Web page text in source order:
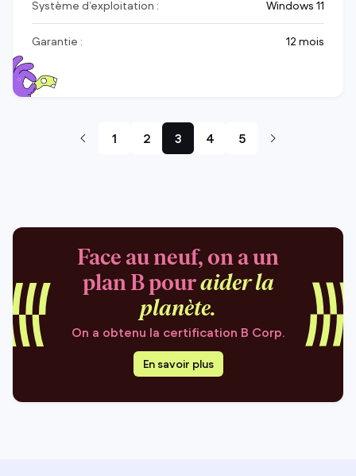
Système d’exploitation : Windows 11
Garantie : 12 mois
1 2 3 4 5
Face au neuf, on a un
plan B pouraider la
planète.
On a obtenu la certification B Corp.
En savoir plus